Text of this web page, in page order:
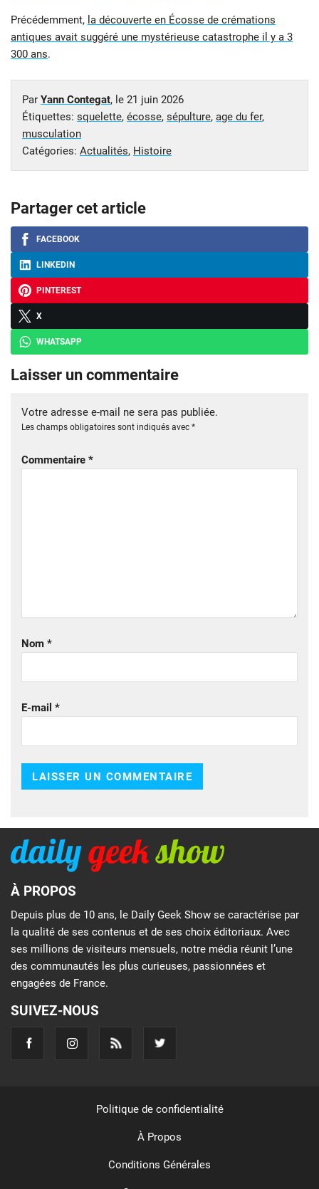
Précédemment, la découverte en Écosse de crémations
antiques avait suggéré une mystérieuse catastrophe il y a 3
300 ans.
Par Yann Contegat, le 21 juin 2026
Étiquettes: squelette, écosse, sépulture, age du fer,
musculation
Catégories: Actualités, Histoire
Partager cet article
FACEBOOK
LINKEDIN
PINTEREST
X
WHATSAPP
Laisser un commentaire
Votre adresse e-mail ne sera pas publiée.
Les champs obligatoires sont indiqués avec *
Commentaire *
Nom *
E-mail *
À PROPOS
Depuis plus de 10 ans, le Daily Geek Show se caractérise par
la qualité de ses contenus et de ses choix éditoriaux. Avec
ses millions de visiteurs mensuels, notre média réunit l’une
des communautés les plus curieuses, passionnées et
engagées de France.
SUIVEZ-NOUS
Politique de confidentialité
À Propos
Conditions Générales